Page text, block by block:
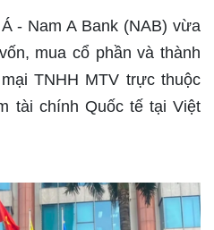
- Nam A Bank (NAB) vừa
mua cổ phần và thành
TNHH MTV trực thuộc
tài chính Quốc tế tại Việt